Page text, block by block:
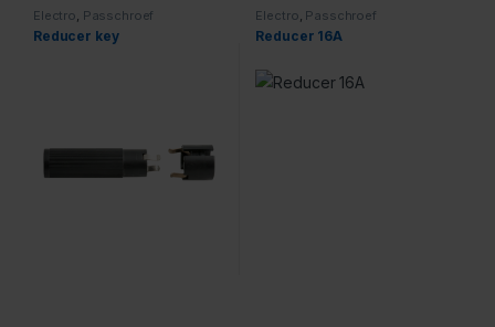
Electro, Passchroef
Reducer key
Electro, Passchroef
Reducer 16A